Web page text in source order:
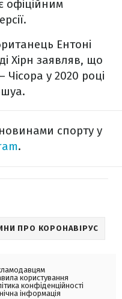
офіційним
Ентоні
Хірн заявляв, що
у 2020 році
спорту у
.
ПРО КОРОНАВІРУС
користування
конфіденційності
інформація